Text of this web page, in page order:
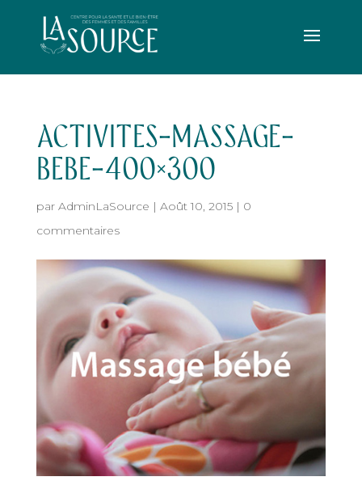
ACTIVITES-MASSAGE-
BEBE-400×300
par AdminLaSource | Août 10, 2015| 0
commentaires